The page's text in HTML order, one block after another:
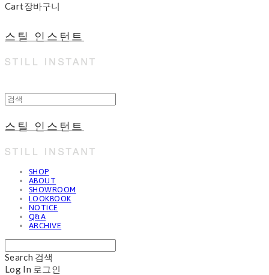
Cart장바구니
스틸 인스턴트
스틸 인스턴트
SHOP
ABOUT
SHOWROOM
LOOKBOOK
NOTICE
Q&A
ARCHIVE
Search 검색
Log In 로그인